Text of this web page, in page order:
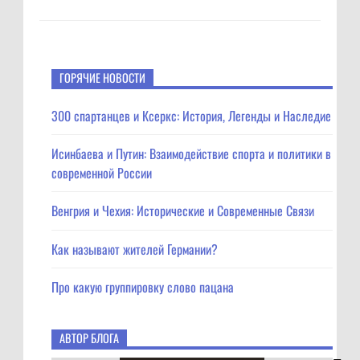
ГОРЯЧИЕ НОВОСТИ
300 спартанцев и Ксеркс: История, Легенды и Наследие
Исинбаева и Путин: Взаимодействие спорта и политики в
современной России
Венгрия и Чехия: Исторические и Современные Связи
Как называют жителей Германии?
Про какую группировку слово пацана
АВТОР БЛОГА